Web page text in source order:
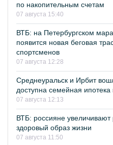
по накопительным счетам
07 августа 15:40
ВТБ: на Петербургском
появится новая беговая
спортсменов
07 августа 12:28
Среднеуральск и Ирбит
доступна семейная ипотека
07 августа 12:13
ВТБ: россияне увеличивают
здоровый образ жизни
07 августа 11:50